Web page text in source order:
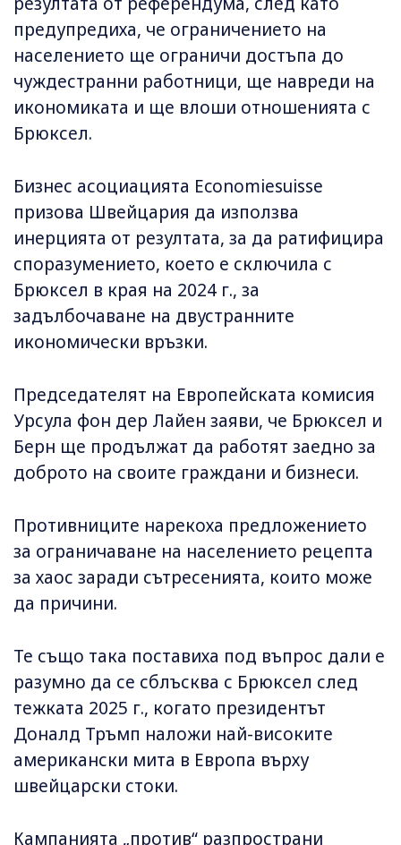
предупредиха, че ограничението на
населението ще ограничи достъпа до
чуждестранни работници, ще навреди на
икономиката и ще влоши отношенията с
Брюксел.
Бизнес асоциацията Economiesuisse
призова Швейцария да използва
инерцията от резултата, за да ратифицира
споразумението, което е сключила с
Брюксел в края на 2024 г., за
задълбочаване на двустранните
икономически връзки.
Председателят на Европейската комисия
Урсула фон дер Лайен заяви, че Брюксел и
Берн ще продължат да работят заедно за
доброто на своите граждани и бизнеси.
Противниците нарекоха предложението
за ограничаване на населението рецепта
за хаос заради сътресенията, които може
да причини.
Те също така поставиха под въпрос дали е
разумно да се сблъсква с Брюксел след
тежката 2025 г., когато президентът
Доналд Тръмп наложи най-високите
американски мита в Европа върху
швейцарски стоки.
Кампанията „против“ разпространи